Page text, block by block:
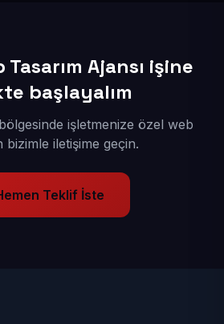
Tasarım Ajansı işine
başlayalım
işletmenize özel web
bizimle iletişime geçin.
Teklif İste